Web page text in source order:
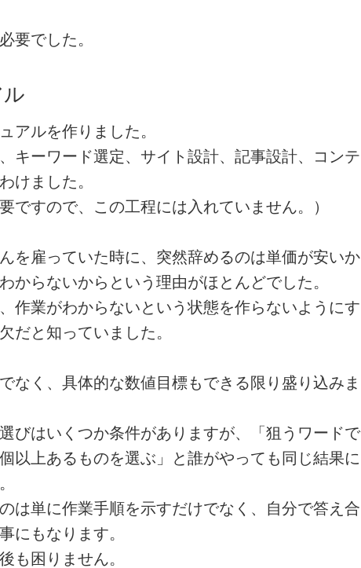
要でした。
アルを作りました。
キーワード選定、サイト設計、記事設計、コンテ
けました。
ですので、この工程には入れていません。）
を雇っていた時に、突然辞めるのは単価が安いか
からないからという理由がほとんどでした。
作業がわからないという状態を作らないようにす
だと知っていました。
なく、具体的な数値目標もできる限り盛り込みま
びはいくつか条件がありますが、「狙うワードで
以上あるものを選ぶ」と誰がやっても同じ結果に
は単に作業手順を示すだけでなく、自分で答え合
にもなります。
も困りません。